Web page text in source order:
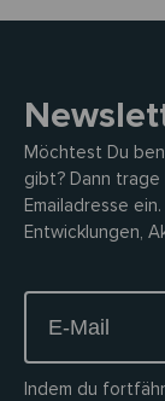
Möchtest Du
gibt? Dann
Emailadresse
Entwicklungen,
Indem du